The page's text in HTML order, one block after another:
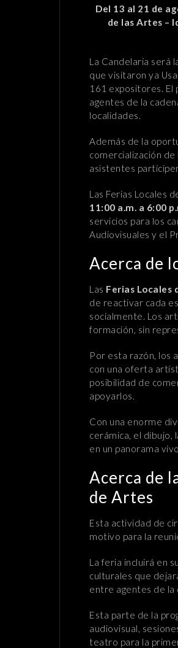
Del 13 al 21 de
de las Artes –
La Candelaria será
que visitaron ya
161 expositores. El
agentes de la
localidades.
Además de la
comercialización
asistentes
Las Ferias Locales
11:00 a.m. a 6:00
servicios para los
Audiovisuales y el
Acerca de
Las Ferias Locales
de reactivar cada
socialmente. Los
formación, sin
Por esta razón, los
con una oferta
posibilidad de
apoyarlos.
Con una enorme
cerámica, el dibujo,
en un panorama
Acerca de
de Artes
Esta actividad de
motivo para la
La feria incluirá en
culturales que
entre agentes de la
Esta parte de la
audiovisual,
teatro para la